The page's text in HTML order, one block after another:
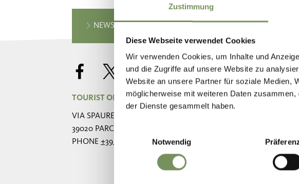
Zustimmung
Diese Webseite verwendet Cookies
Wir verwenden Cookies, um Inhalte und
und die Zugriffe auf unsere Website zu
Website an unsere Partner für soziale Medien,
möglicherweise mit weiteren Daten
der Dienste gesammelt haben.
Notwendig
NEWSLETTER SIGN UP
TOURIST OFFICE PARCINES, RABLÀ AND TEL
VIA SPAUREGG, 10
39020 PARCINES
PHONE +39 0473 967 157
OPENING
BOTH
SUNDAYS